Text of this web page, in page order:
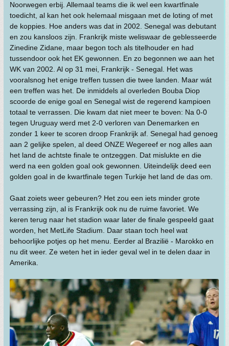
Noorwegen erbij. Allemaal teams die ik wel een kwartfinale
toedicht, al kan het ook helemaal misgaan met de loting of met
de koppies. Hoe anders was dat in 2002. Senegal was debutant
en zou kansloos zijn. Frankrijk miste weliswaar de geblesseerde
Zinedine Zidane, maar begon toch als titelhouder en had
tussendoor ook het EK gewonnen. En zo begonnen we aan het
WK van 2002. Al op 31 mei, Frankrijk - Senegal. Het was
vooralsnog het enige treffen tussen die twee landen. Maar wát
een treffen was het. De inmiddels al overleden Bouba Diop
scoorde de enige goal en Senegal wist de regerend kampioen
totaal te verrassen. Die kwam dat niet meer te boven: Na 0-0
tegen Uruguay werd met 2-0 verloren van Denemarken en
zonder 1 keer te scoren droop Frankrijk af. Senegal had genoeg
aan 2 gelijke spelen, al deed ONZE Wegereef er nog alles aan
het land de achtste finale te ontzeggen. Dat mislukte en die
werd na een golden goal ook gewonnen. Uiteindelijk deed een
golden goal in de kwartfinale tegen Turkije het land de das om.
Gaat zoiets weer gebeuren? Het zou een iets minder grote
verrassing zijn, al is Frankrijk ook nu de ruime favoriet. We
keren terug naar het stadion waar later de finale gespeeld gaat
worden, het MetLife Stadium. Daar staan toch heel wat
behoorlijke potjes op het menu. Eerder al Brazilië - Marokko en
nu dit weer. Ze weten het in ieder geval wel in te delen daar in
Amerika.